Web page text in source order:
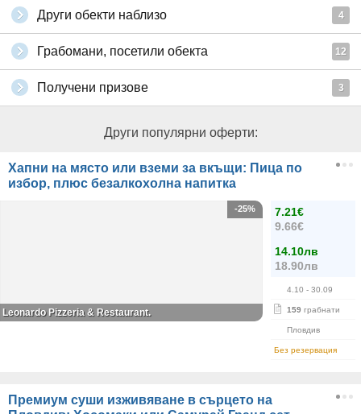
Други обекти наблизо 4
Грабомани, посетили обекта 12
Получени призове 3
Други популярни оферти:
Хапни на място или вземи за вкъщи: Пица по
избор, плюс безалкохолна напитка
7.21€
9.66€
14.10лв
18.90лв
4.10 - 30.09
159 грабнати
Пловдив
Без резервация
-25%
Leonardo Pizzeria & Restaurant.
Премиум суши изживяване в сърцето на